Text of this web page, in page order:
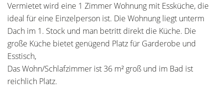
Vermietet wird eine 1 Zimmer Wohnung mit Essküche, die
ideal für eine Einzelperson ist. Die Wohnung liegt unterm
Dach im 1. Stock und man betritt direkt die Küche. Die
große Küche bietet genügend Platz für Garderobe und
Esstisch,
Das Wohn/Schlafzimmer ist 36 m² groß und im Bad ist
reichlich Platz.